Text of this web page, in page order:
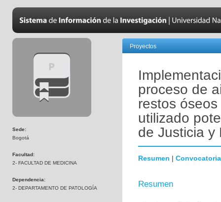
Sede:
Bogotá
Facultad:
2- FACULTAD DE MEDICINA
Dependencia:
2- DEPARTAMENTO DE PATOLOGÍA
Proyectos
proceso de
restos
utilizado
de Justicia y
Resumen | Convocatoria
Resumen